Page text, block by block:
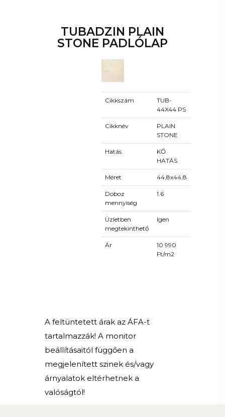
TUBADZIN PLAIN
STONE PADLÓLAP
Cikkszám
TUB-
44X44 PS
Cikknév
PLAIN
STONE
Hatás
KŐ
HATÁS
Méret 44,8x44,8
Doboz
mennyiség
1.6
Üzletben
megtekinthető
Igen
Ár
10 990
Ft/m2
A feltüntetett árak az ÁFA-t
tartalmazzák! A monitor
beállításaitól függően a
megjelenített szinek és/vagy
árnyalatok eltérhetnek a
valóságtól!